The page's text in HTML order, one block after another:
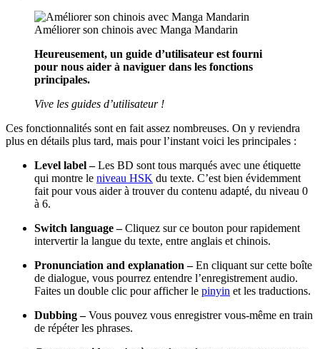
Améliorer son chinois avec Manga Mandarin
Heureusement, un guide d’utilisateur est fourni
pour nous aider à naviguer dans les fonctions
principales.
Vive les guides d’utilisateur !
Ces fonctionnalités sont en fait assez nombreuses. On y reviendra
plus en détails plus tard, mais pour l’instant voici les principales :
Level label –Les BD sont tous marqués avec une étiquette
qui montre le niveau HSK du texte. C’est bien évidemment
fait pour vous aider à trouver du contenu adapté, du niveau 0
à 6.
Switch language –Cliquez sur ce bouton pour rapidement
intervertir la langue du texte, entre anglais et chinois.
Pronunciation and explanation –En cliquant sur cette boîte
de dialogue, vous pourrez entendre l’enregistrement audio.
Faites un double clic pour afficher le pinyin et les traductions.
Dubbing –Vous pouvez vous enregistrer vous-même en train
de répéter les phrases.